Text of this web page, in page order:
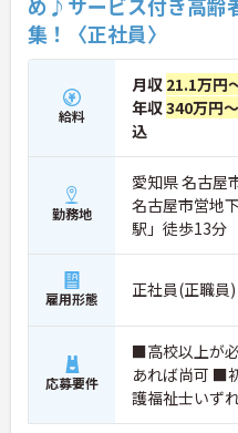
集！〈正社員〉
給料
月収 21.1万円
年収340万円
込
勤務地
愛知県 名古屋
名古屋市営地
駅」徒歩13分
雇用形態 正社員(正職員)
応募要件
■高校以上が
あれば尚可 ■
護福祉士いず